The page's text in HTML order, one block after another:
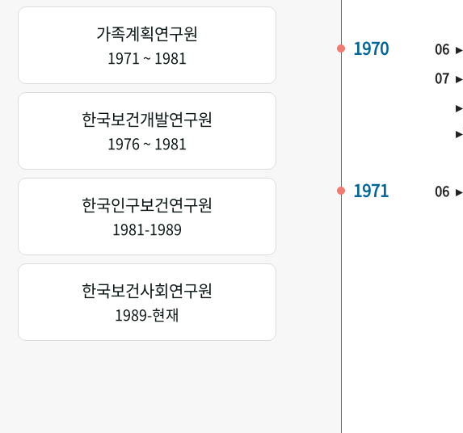
가족계획연구원
1971 ~ 1981
한국보건개발연구원
1976 ~ 1981
한국인구보건연구원
1981-1989
한국보건사회연구원
1989-현재
1970 06 ▸
07 ▸
▸
▸
1971 06 ▸